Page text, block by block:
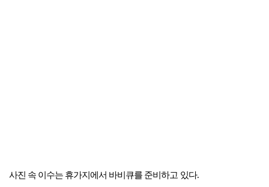
사진 속 이수는 휴가지에서 바비큐를 준비하고 있다.